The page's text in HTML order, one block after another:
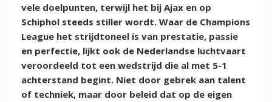
vele doelpunten, terwijl het bij Ajax en op
Schiphol steeds stiller wordt. Waar de Champions
League het strijdtoneel is van prestatie, passie
en perfectie, lijkt ook de Nederlandse luchtvaart
veroordeeld tot een wedstrijd die al met 5-1
achterstand begint. Niet door gebrek aan talent
of techniek, maar door beleid dat op de eigen